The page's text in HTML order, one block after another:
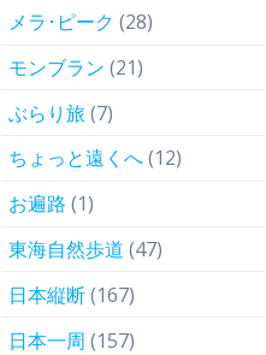
メラ･ピーク (28)
モンブラン (21)
ぶらり旅 (7)
ちょっと遠くへ(12)
お遍路 (1)
東海自然歩道 (47)
日本縦断(167)
日本一周 (157)